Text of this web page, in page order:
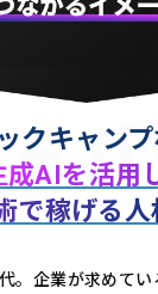
クキャンプ
成AIを活用
で稼げる人
。企業が求めてい